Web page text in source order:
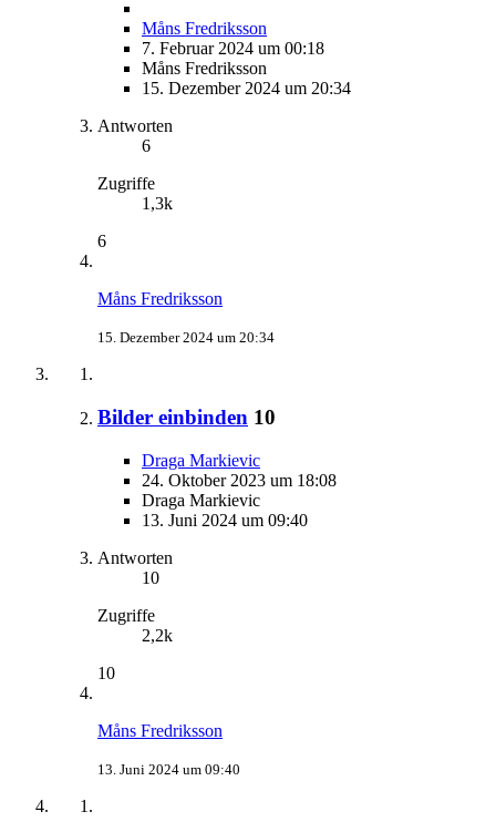
Måns Fredriksson
7. Februar 2024 um 00:18
Måns Fredriksson
15. Dezember 2024 um 20:34
Antworten
6
Zugriffe
1,3k
6
Måns Fredriksson
15. Dezember 2024 um 20:34
Bilder einbinden 10
Draga Markievic
24. Oktober 2023 um 18:08
Draga Markievic
13. Juni 2024 um 09:40
Antworten
10
Zugriffe
2,2k
10
Måns Fredriksson
13. Juni 2024 um 09:40